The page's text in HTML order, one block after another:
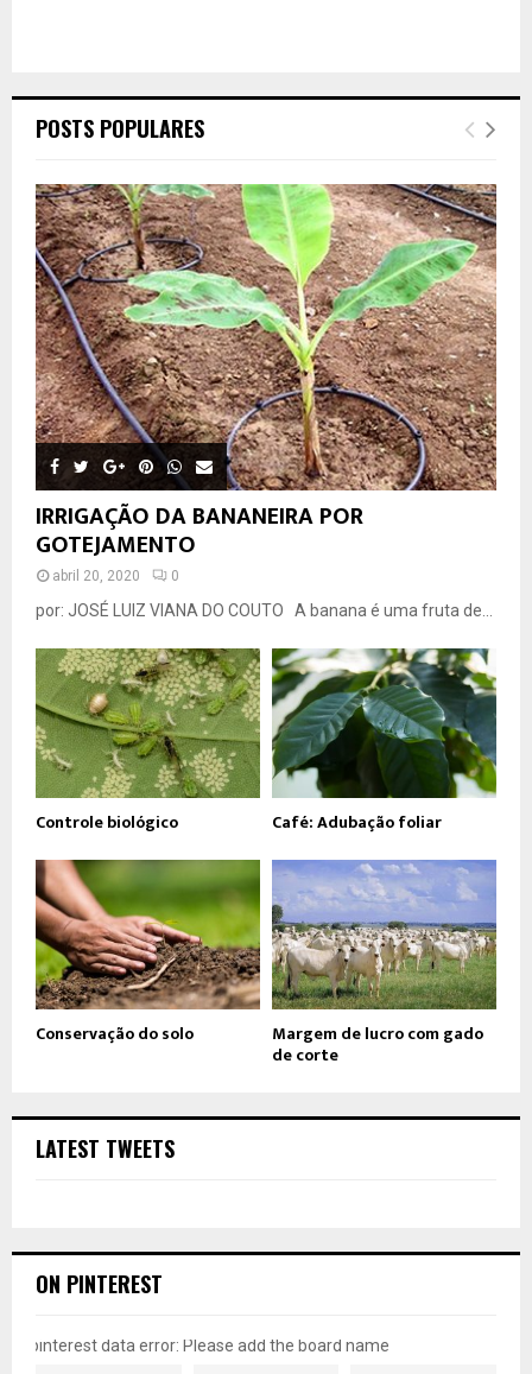
POSTS POPULARES
IRRIGAÇÃO DA BANANEIRA POR
GOTEJAMENTO
abril 20, 2020 0
por: JOSÉ LUIZ VIANA DO COUTO A banana é uma fruta de...
Controle biológico Café: Adubação foliar
Conservação do solo Margem de lucro com gado
de corte
LATEST TWEETS
ON PINTEREST
pinterest data error: Please add the board name